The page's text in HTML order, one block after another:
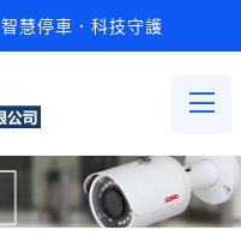
智慧停車．科技守護